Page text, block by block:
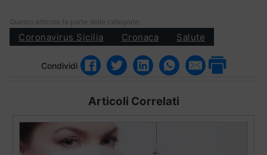
Questo articolo fa parte delle categorie:
Coronavirus Sicilia Cronaca Salute
Condividi
Articoli Correlati